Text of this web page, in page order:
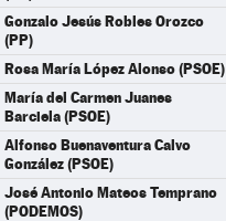
Gonzalo Jesús Robles Orozco
(PP)
Rosa María López Alonso (PSOE)
María del Carmen Juanes
Barciela (PSOE)
Alfonso Buenaventura Calvo
González (PSOE)
José Antonio Mateos Temprano
(PODEMOS)